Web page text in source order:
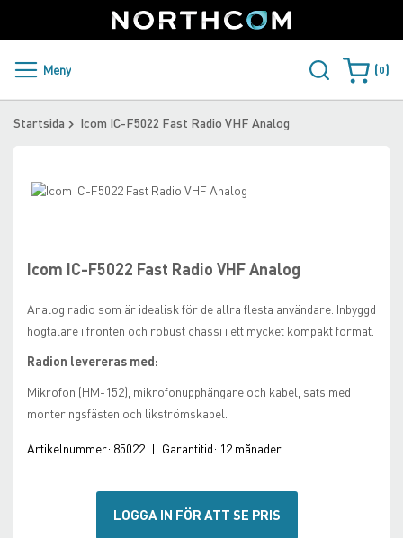
to
Content
Sweden
PRODUKTER OCH LÖSNINGAR
ÅTERFÖRSÄLJARE
Meny Varukorgen
0
Startsida Icom IC-F5022 Fast Radio VHF Analog
Icom IC-F5022 Fast Radio VHF Analog
Analog radio som är idealisk för de allra flesta användare. Inbyggd
högtalare i fronten och robust chassi i ett mycket kompakt format.
Radion levereras med:
Mikrofon (HM-152), mikrofonupphängare och kabel, sats med
monteringsfästen och likströmskabel.
Artikelnummer: 85022 | Garantitid: 12 månader
LOGGA IN FÖR ATT SE PRIS
Skip
the
gallery
beginning
of
images
gallery